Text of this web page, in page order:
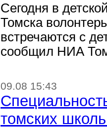
Сегодня в
Томска
встречаются с
сообщил НИА
09.08 15:43
томских